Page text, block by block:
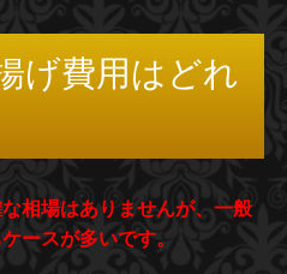
げ費用はどれ
相場はありませんが、一般
ースが多いです。